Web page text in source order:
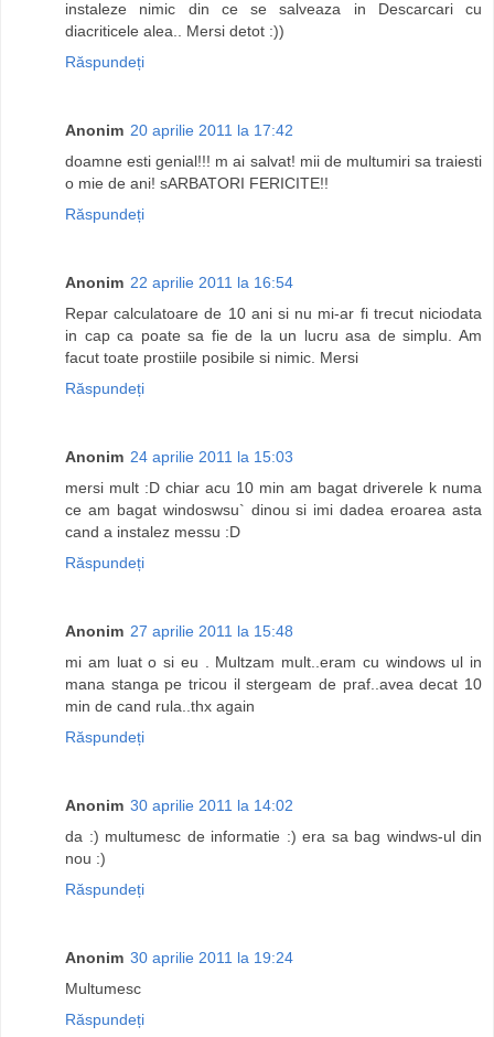
instaleze nimic din ce se salveaza in Descarcari cu
diacriticele alea.. Mersi detot :))
Răspundeți
Anonim 20 aprilie 2011 la 17:42
doamne esti genial!!! m ai salvat! mii de multumiri sa traiesti
o mie de ani! sARBATORI FERICITE!!
Răspundeți
Anonim 22 aprilie 2011 la 16:54
Repar calculatoare de 10 ani si nu mi-ar fi trecut niciodata
in cap ca poate sa fie de la un lucru asa de simplu. Am
facut toate prostiile posibile si nimic. Mersi
Răspundeți
Anonim 24 aprilie 2011 la 15:03
mersi mult :D chiar acu 10 min am bagat driverele k numa
ce am bagat windoswsu` dinou si imi dadea eroarea asta
cand a instalez messu :D
Răspundeți
Anonim 27 aprilie 2011 la 15:48
mi am luat o si eu . Multzam mult..eram cu windows ul in
mana stanga pe tricou il stergeam de praf..avea decat 10
min de cand rula..thx again
Răspundeți
Anonim 30 aprilie 2011 la 14:02
da :) multumesc de informatie :) era sa bag windws-ul din
nou :)
Răspundeți
Anonim 30 aprilie 2011 la 19:24
Multumesc
Răspundeți